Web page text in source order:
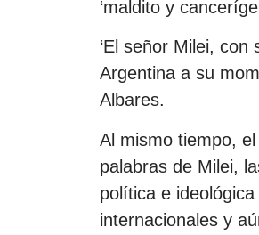
‘maldito y
‘El señor Milei,
Argentina a su
Albares.
Al mismo tiempo,
palabras de Milei,
política e
internacionales y